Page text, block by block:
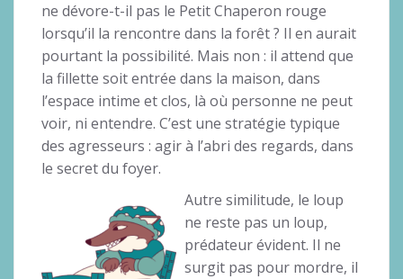
ne dévore-t-il pas le Petit Chaperon rouge
lorsqu’il la rencontre dans la forêt ? Il en aurait
pourtant la possibilité. Mais non : il attend que
la fillette soit entrée dans la maison, dans
l’espace intime et clos, là où personne ne peut
voir, ni entendre. C’est une stratégie typique
des agresseurs : agir à l’abri des regards, dans
le secret du foyer.
Autre similitude, le loup
ne reste pas un loup,
prédateur évident. Il ne
surgit pas pour mordre, il